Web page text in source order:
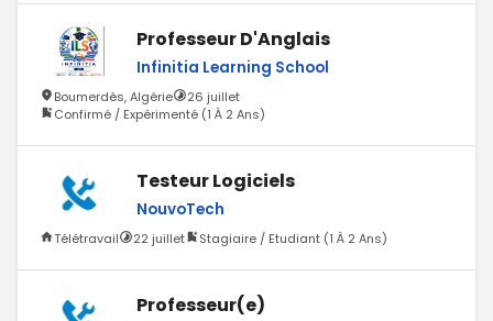
Professeur D'Anglais
Infinitia Learning School
Boumerdès, Algérie
26 juillet
Confirmé / Expérimenté (1 À 2 Ans)
Testeur Logiciels
NouvoTech
Télétravail 22 juillet Stagiaire / Etudiant (1 À 2 Ans)
Professeur(e)